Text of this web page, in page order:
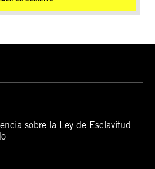
sobre la Ley de Esclavitud